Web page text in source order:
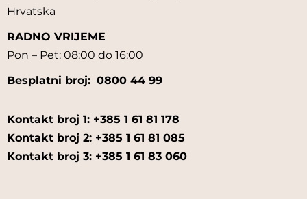
Hrvatska
RADNO VRIJEME
Pon – Pet: 08:00 do 16:00
Besplatni broj: 0800 44 99
Kontakt broj 1: +385 1 61 81 178
Kontakt broj 2: +385 1 61 81 085
Kontakt broj 3: +385 1 61 83 060